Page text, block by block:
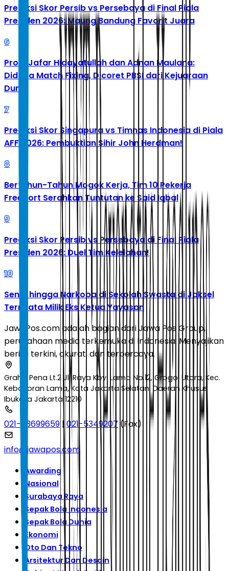
Prediksi Skor Persib vs Persebaya di Final Piala
Presiden 2026: Maung Bandung Favorit Juara
6
Profil Jafar Hidayatullah dan Adnan Maulana:
Diduga Match Fixing, Dicoret PBSI dari Kejuaraan
Dunia
7
Prediksi Skor Singapura vs Timnas Indonesia di Piala
AFF 2026: Pembuktian Sihir John Herdman!
8
Bertahun-Tahun Mogok Kerja, Tim 10 Pekerja
Freeport Serahkan Tuntutan ke Said Iqbal
9
Prediksi Skor Persib vs Persebaya di Final Piala
Presiden 2026: Duel Tim Kelelahan!
10
Senpi hingga Narkoba di Sekolah Swasta di Jaksel
Ternyata Milik Eks Ketua Yayasan
JawaPos.com adalah bagian dari Jawa Pos Group,
perusahaan media terkemuka di Indonesia. Menyajikan
berita terkini, akurat, dan terpercaya.
Graha Pena Lt.2 Jl. Raya Kby. Lama No.12, Grogol Utara, Kec.
Kebayoran Lama, Kota Jakarta Selatan, Daerah Khusus
Ibukota Jakarta 12210
021-53699659 |021-5349207 (Fax)
info@jawapos.com
Awarding
Nasional
Surabaya Raya
Sepak Bola Indonesia
Sepak Bola Dunia
Ekonomi
Oto Dan Tekno
Arsitektur Dan Desain